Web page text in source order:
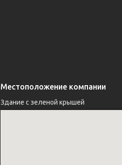
Местоположение компании
Здание с зеленой крышей